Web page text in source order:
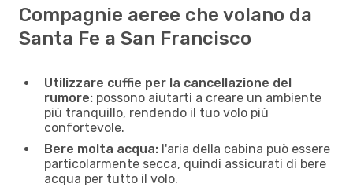
Compagnie aeree che volano da
Santa Fe a San Francisco
Utilizzare cuffie per la cancellazione del
rumore: possono aiutarti a creare un ambiente
più tranquillo, rendendo il tuo volo più
confortevole.
Bere molta acqua: l'aria della cabina può essere
particolarmente secca, quindi assicurati di bere
acqua per tutto il volo.